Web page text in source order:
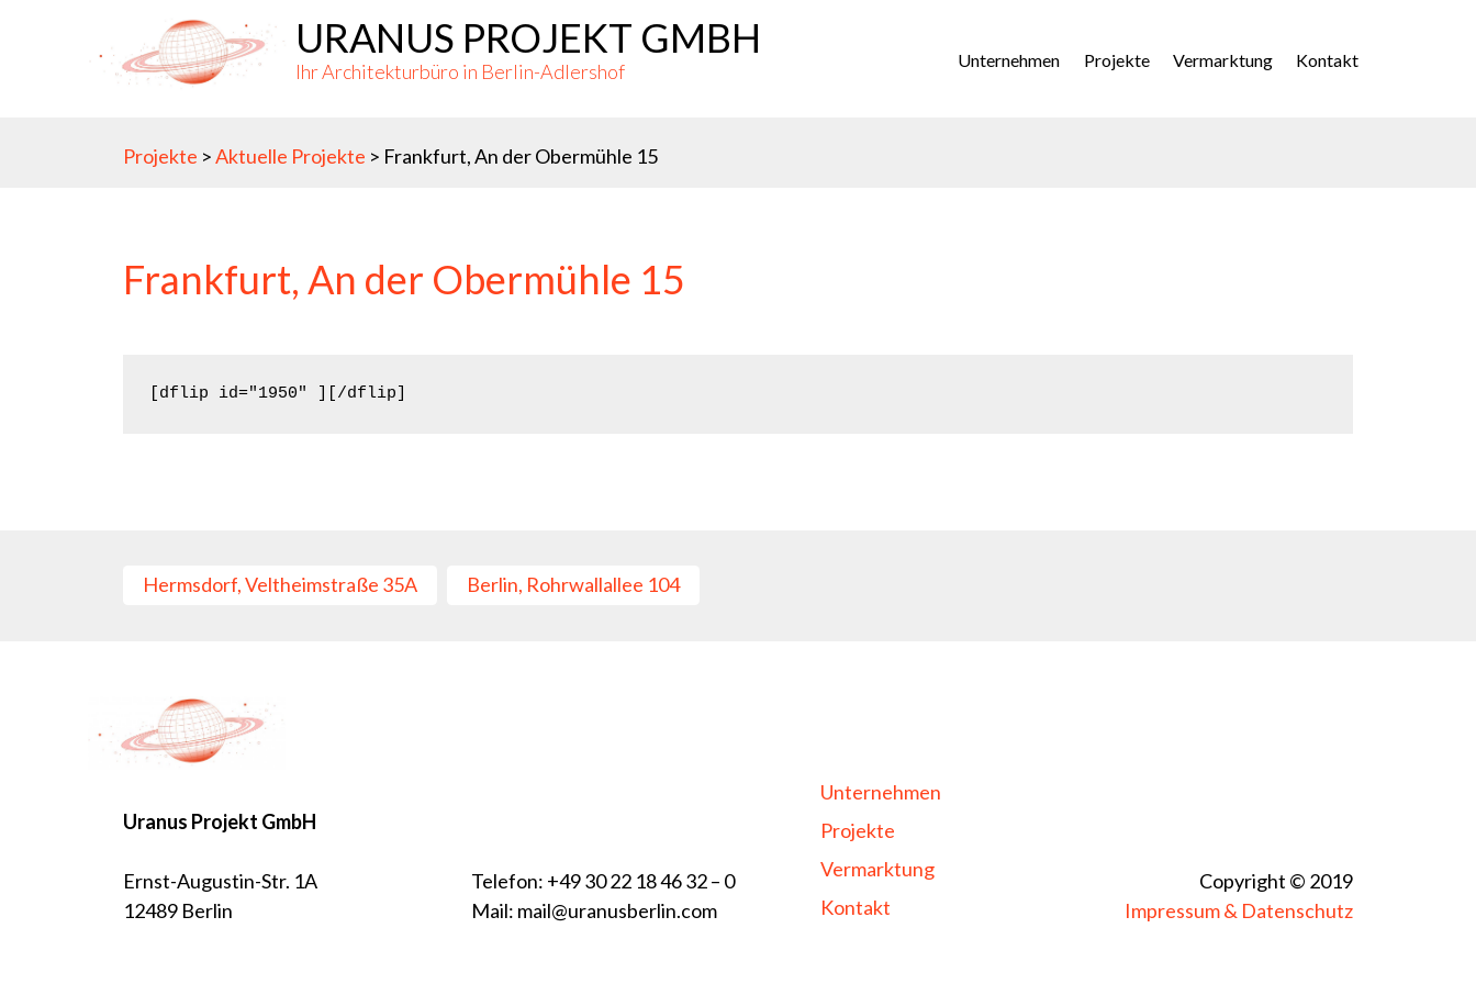
URANUS PROJEKT GMBH
Ihr Architekturbüro in Berlin-Adlershof
Menu
Unternehmen Projekte Vermarktung Kontakt
Projekte >Aktuelle Projekte > Frankfurt, An der Obermühle 15
Frankfurt, An der Obermühle 15
[dflip id="1950" ][/dflip]
Hermsdorf, Veltheimstraße 35A Berlin, Rohrwallallee 104
Uranus Projekt GmbH
Ernst-Augustin-Str. 1A
12489 Berlin
Telefon: +49 30 22 18 46 32 – 0
Mail: mail@uranusberlin.com
Unternehmen
Projekte
Vermarktung
Kontakt
Copyright © 2019
Impressum & Datenschutz